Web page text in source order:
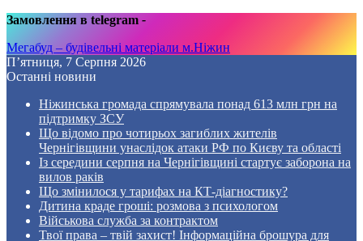
Замовлення в telegram -
Мегабуд – будівельні матеріали м.Ніжин
П’ятниця, 7 Серпня 2026
Останні новини
Ніжинська громада спрямувала понад 613 млн грн на
підтримку ЗСУ
Що відомо про чотирьох загиблих жителів
Чернігівщини унаслідок атаки РФ по Києву та області
Із середини серпня на Чернігівщині стартує заборона на
вилов раків
Що змінилося у тарифах на КТ-діагностику?
Дитина краде гроші: розмова з психологом
Військова служба за контрактом
Твої права – твій захист! Інформаційна брошура для